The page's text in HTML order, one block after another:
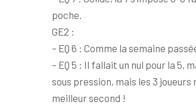
poche.
GE2 :
– EQ 6 : Comme la semaine
– EQ 5 : Il fallait un nul pour la 5,
sous pression, mais les 3
meilleur second !